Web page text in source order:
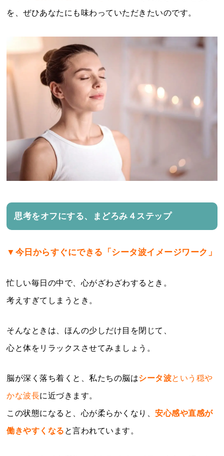
を、ぜひあなたにも味わっていただきたいのです。
思考をオフにする、まどろみ４ステップ
▼今日からすぐにできる「シータ波イメージワーク」
忙しい毎日の中で、心がざわざわするとき。
考えすぎてしまうとき。
そんなときは、ほんの少しだけ目を閉じて、
心と体をリラックスさせてみましょう。
脳が深く落ち着くと、私たちの脳はシータ波という穏や
かな波長に近づきます。
この状態になると、心が柔らかくなり、安心感や直感が
働きやすくなる と言われています。